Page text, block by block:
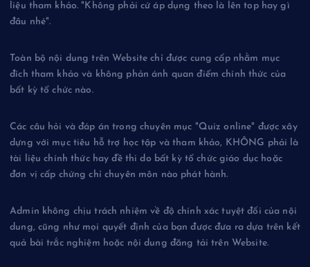
liệu tham khảo. "Không phải cứ áp dụng theo là lên top hay gì
đâu nhé".
Toàn bộ nội dung trên Website chỉ được cung cấp nhằm mục
đích tham khảo và không phản ánh quan điểm chính thức của
bất kỳ tổ chức nào.
Các câu hỏi và đáp án trong chuyên mục "Quiz online" được xây
dựng với mục tiêu hỗ trợ học tập và tham khảo, KHÔNG phải là
tài liệu chính thức hay đề thi do bất kỳ tổ chức giáo dục hoặc
đơn vị cấp chứng chỉ chuyên môn nào phát hành.
Admin không chịu trách nhiệm về độ chính xác tuyệt đối của nội
dung, cũng như mọi quyết định của bạn được đưa ra dựa trên kết
quả bài trắc nghiệm hoặc nội dung đăng tải trên Website.